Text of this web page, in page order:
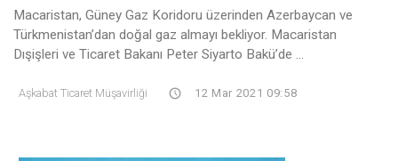
Macaristan, Güney Gaz Koridoru üzerinden Azerbaycan ve
Türkmenistan’dan doğal gaz almayı bekliyor. Macaristan
Dışişleri ve Ticaret Bakanı Peter Siyarto Bakü’de ...
Aşkabat Ticaret Müşavirliği 12 Mar 2021 09:58